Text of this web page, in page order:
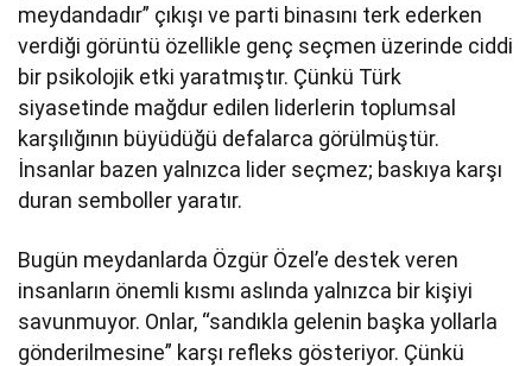
meydandadır” çıkışı ve parti binasını terk ederken
verdiği görüntü özellikle genç seçmen üzerinde ciddi
bir psikolojik etki yaratmıştır. Çünkü Türk
siyasetinde mağdur edilen liderlerin toplumsal
karşılığının büyüdüğü defalarca görülmüştür.
İnsanlar bazen yalnızca lider seçmez; baskıya karşı
duran semboller yaratır.
Bugün meydanlarda Özgür Özel’e destek veren
insanların önemli kısmı aslında yalnızca bir kişiyi
savunmuyor. Onlar, “sandıkla gelenin başka yollarla
gönderilmesine” karşı refleks gösteriyor. Çünkü